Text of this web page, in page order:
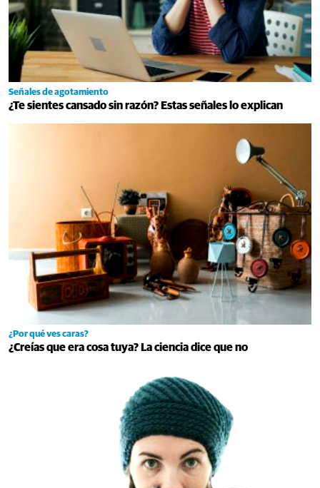
Señales de agotamiento
¿Te sientes cansado sin razón? Estas señales lo explican
¿Por qué ves caras?
¿Creías que era cosa tuya? La ciencia dice que no